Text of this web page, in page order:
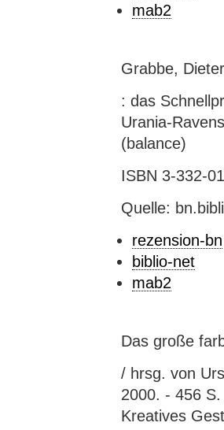
mab2
Grabbe,
: das
Urania-
(balance)
ISBN 3-332-
Quelle:
rezension-bn
biblio-net
mab2
Das große
/ hrsg. von
2000. - 456
Kreatives